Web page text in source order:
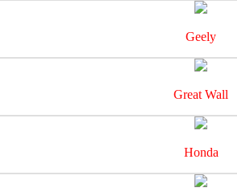
Geely
Great Wall
Honda